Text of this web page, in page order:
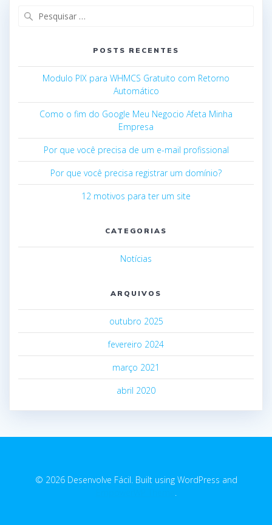
POSTS RECENTES
Modulo PIX para WHMCS Gratuito com Retorno
Automático
Como o fim do Google Meu Negocio Afeta Minha
Empresa
Por que você precisa de um e-mail profissional
Por que você precisa registrar um domínio?
12 motivos para ter um site
CATEGORIAS
Notícias
ARQUIVOS
outubro 2025
fevereiro 2024
março 2021
abril 2020
© 2026 Desenvolve Fácil. Built using WordPress and
.